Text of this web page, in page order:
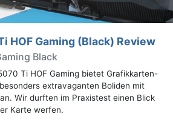
HOF Gaming (Black) Review
Black
Ti HOF Gaming bietet Grafikkarten-
extravaganten Boliden mit
Wir durften im Praxistest einen Blick
Karte werfen.